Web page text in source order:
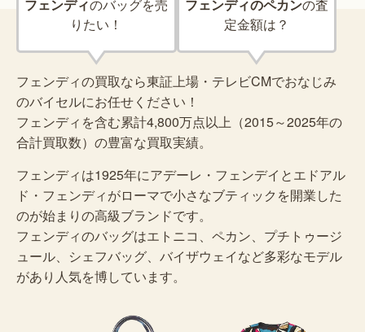
フェンディのバッグを売
りたい！
フェンディのペカンの査
定金額は？
フェンディの買取なら東証上場・テレビCMでおなじみ
のバイセルにお任せください！
フェンディを含む累計4,800万点以上（2015～2025年の
合計買取数）の豊富な買取実績。
フェンディは1925年にアデーレ・フェンデイとエドアル
ド・フェンディがローマで小さなブティックを開業した
のが始まりの高級ブランドです。
フェンディのバッグはエトニコ、ペカン、プチトゥージ
ュール、シェフバッグ、バイザウェイなど多彩なモデル
があり人気を博しています。